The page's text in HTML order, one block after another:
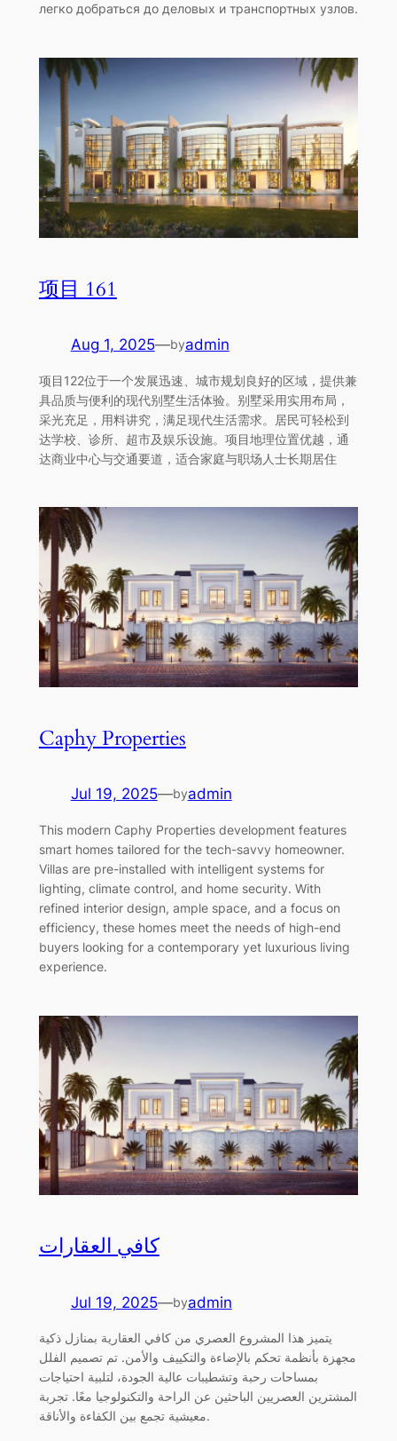
легко добраться до деловых и транспортных узлов.
项目 161
Aug 1, 2025—byadmin
项目122位于一个发展迅速、城市规划良好的区域，提供兼
具品质与便利的现代别墅生活体验。别墅采用实用布局，
采光充足，用料讲究，满足现代生活需求。居民可轻松到
达学校、诊所、超市及娱乐设施。项目地理位置优越，通
达商业中心与交通要道，适合家庭与职场人士长期居住
Caphy Properties
Jul 19, 2025—byadmin
This modern Caphy Properties development features
smart homes tailored for the tech-savvy homeowner.
Villas are pre-installed with intelligent systems for
lighting, climate control, and home security. With
refined interior design, ample space, and a focus on
efficiency, these homes meet the needs of high-end
buyers looking for a contemporary yet luxurious living
experience.
كافي العقارات
Jul 19, 2025—byadmin
يتميز هذا المشروع العصري من كافي العقارية بمنازل ذكية
مجهزة بأنظمة تحكم بالإضاءة والتكييف والأمن. تم تصميم الفلل
بمساحات رحبة وتشطيبات عالية الجودة، لتلبية احتياجات
المشترين العصريين الباحثين عن الراحة والتكنولوجيا معًا. تجربة
معيشية تجمع بين الكفاءة والأناقة.